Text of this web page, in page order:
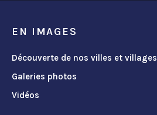
EN IMAGES
Découverte de nos villes et villages
Galeries photos
Vidéos